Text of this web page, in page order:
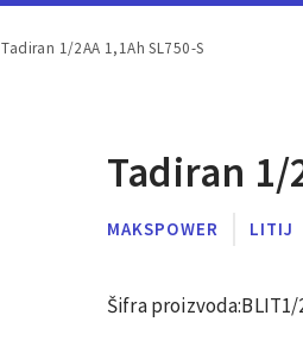
Tadiran 1/2AA 1,1Ah SL750-S
Tadiran 1/
MAKSPOWER LITIJ
Šifra proizvoda:BLIT1/